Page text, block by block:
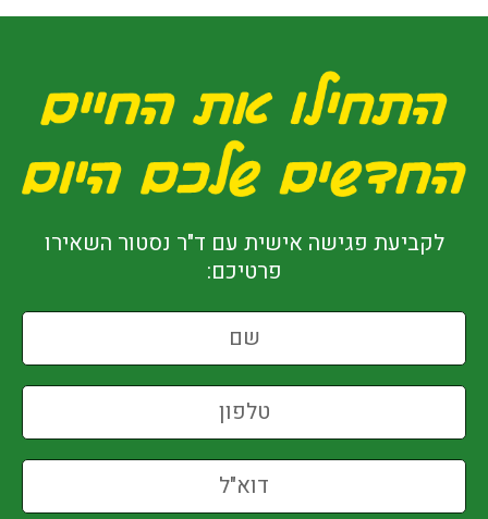
לקביעת פגישה אישית עם ד"ר נסטור השאירו
פרטיכם: